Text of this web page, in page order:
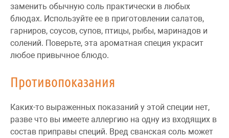
заменить обычную соль практически в любых
блюдах. Используйте ее в приготовлении салатов,
гарниров, соусов, супов, птицы, рыбы, маринадов и
солений. Поверьте, эта ароматная специя украсит
любое привычное блюдо.
Противопоказания
Каких-то выраженных показаний у этой специи нет,
разве что вы имеете аллергию на одну из входящих в
состав приправы специй. Вред сванская соль может